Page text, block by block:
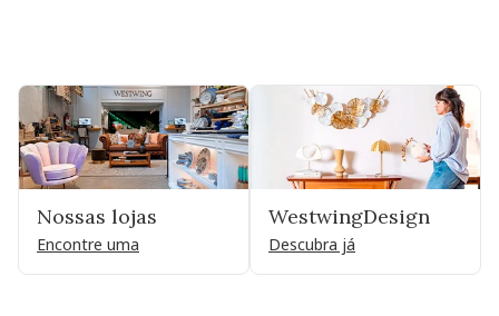
Nossas lojas
Encontre uma
WestwingDesign
Descubra já